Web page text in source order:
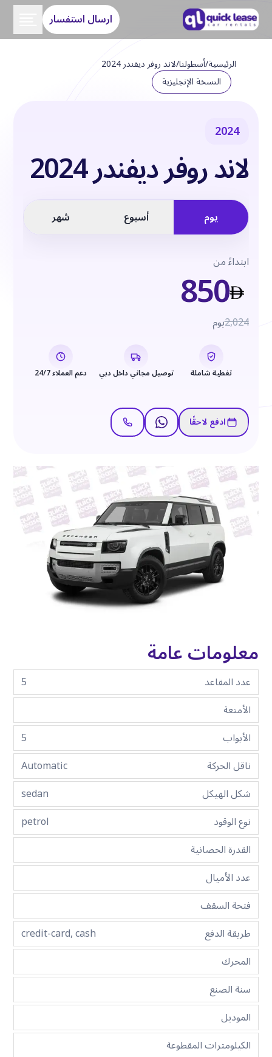
ارسال استفسار
الرئيسية/أسطولنا/لاند روفر ديفندر 2024
النسخة الإنجليزية
2024
لاند روفر ديفندر 2024
يوم أسبوع شهر
ابتداءً من8502,024يوم
تغطية شاملة توصيل مجاني داخل دبي دعم العملاء 24/7
ادفع لاحقًا
معلومات عامة
عدد المقاعد
5
الأمتعة
الأبواب
5
ناقل الحركة
Automatic
شكل الهيكل
sedan
نوع الوقود
petrol
القدرة الحصانية
عدد الأميال
فتحة السقف
طريقة الدفع
credit-card, cash
المحرك
سنة الصنع
الموديل
الكيلومترات المقطوعة